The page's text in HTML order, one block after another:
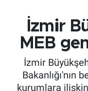
İzmir
MEB
İzmir
Bakanlığı'nın
kurumlara